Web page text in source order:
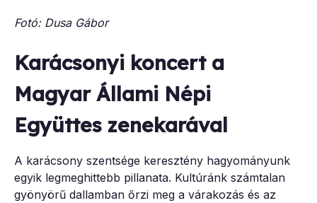
Fotó: Dusa Gábor
Karácsonyi koncert a
Magyar Állami Népi
Együttes zenekarával
A karácsony szentsége keresztény hagyományunk
egyik legmeghittebb pillanata. Kultúránk számtalan
gyönyörű dallamban őrzi meg a várakozás és az